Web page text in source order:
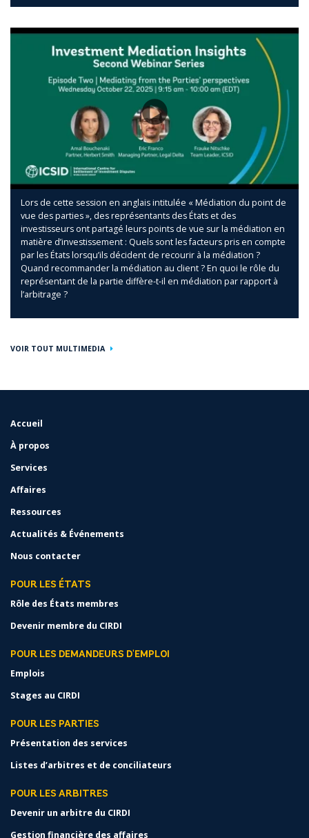
Lors de cette session en anglais intitulée « Médiation du point de
vue des parties », des représentants des États et des
investisseurs ont partagé leurs points de vue sur la médiation en
matière d’investissement : Quels sont les facteurs pris en compte
par les États lorsqu’ils décident de recourir à la médiation ?
Quand recommander la médiation au client ? En quoi le rôle du
représentant de la partie diffère-t-il en médiation par rapport à
l’arbitrage ?
VOIR TOUT MULTIMEDIA
FOOTER
Accueil
À propos
Services
Affaires
Ressources
Actualités & Événements
Nous contacter
POUR LES ÉTATS
Rôle des États membres
Devenir membre du CIRDI
POUR LES DEMANDEURS D'EMPLOI
Emplois
Stages au CIRDI
POUR LES PARTIES
Présentation des services
Listes d’arbitres et de conciliateurs
POUR LES ARBITRES
Devenir un arbitre du CIRDI
Gestion financière des affaires